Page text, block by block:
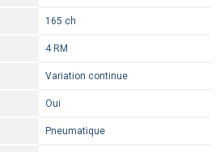
165 ch
4 RM
Variation continue
Oui
Pneumatique